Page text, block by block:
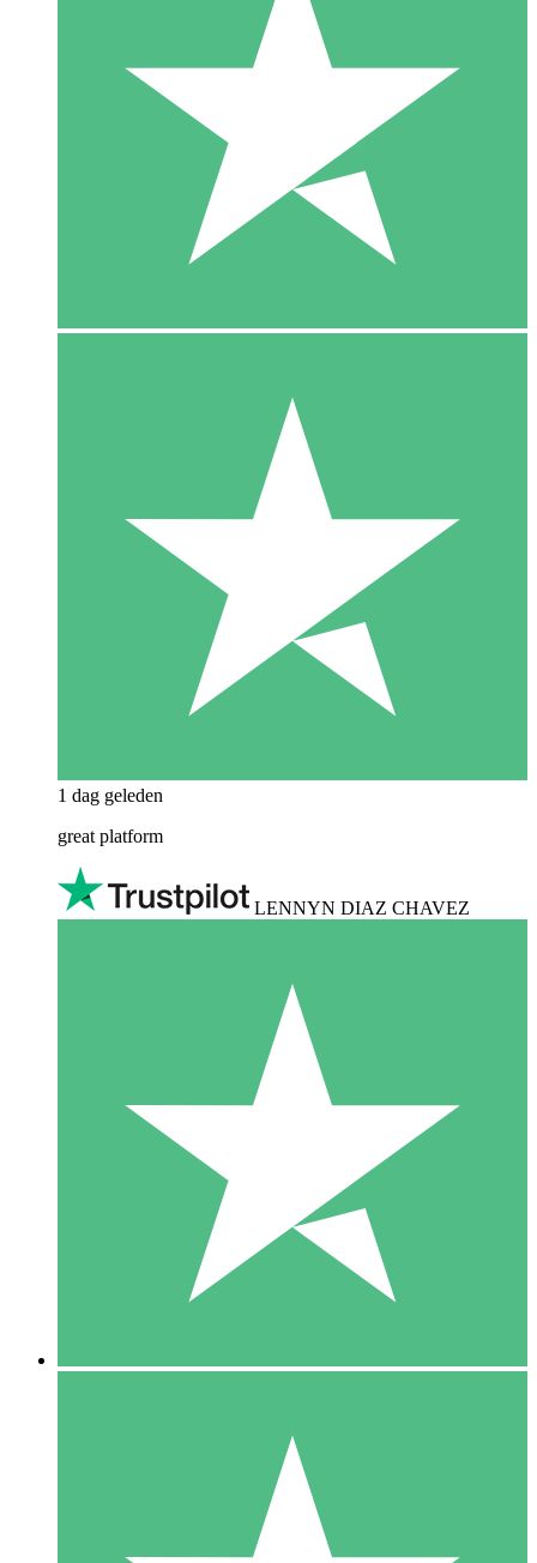
1 dag geleden
great platform
LENNYN DIAZ CHAVEZ